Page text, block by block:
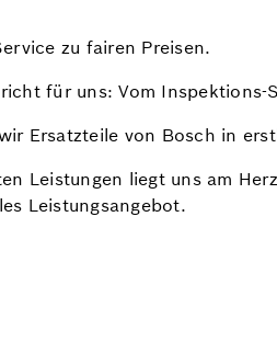
zu fairen Preisen.
für uns: Vom
Ersatzteile von Bosch in
Leistungen liegt uns am
Leistungsangebot.